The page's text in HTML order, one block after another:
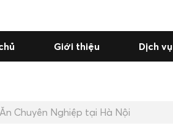
Giới thiệu Dịch vụ
Chuyên Nghiệp tại Hà Nội